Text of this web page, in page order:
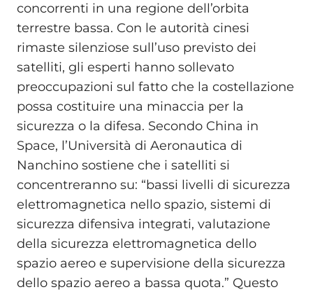
concorrenti in una regione dell’orbita
terrestre bassa. Con le autorità cinesi
rimaste silenziose sull’uso previsto dei
satelliti, gli esperti hanno sollevato
preoccupazioni sul fatto che la costellazione
possa costituire una minaccia per la
sicurezza o la difesa. Secondo China in
Space, l’Università di Aeronautica di
Nanchino sostiene che i satelliti si
concentreranno su: “bassi livelli di sicurezza
elettromagnetica nello spazio, sistemi di
sicurezza difensiva integrati, valutazione
della sicurezza elettromagnetica dello
spazio aereo e supervisione della sicurezza
dello spazio aereo a bassa quota.” Questo